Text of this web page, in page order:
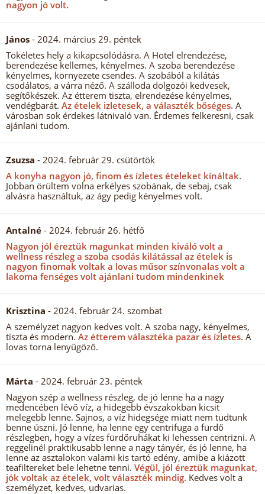
nagyon jó volt.
János - 2024. március 29. péntek
Tökéletes hely a kikapcsolódásra. A Hotel elrendezése,
berendezése kellemes, kényelmes. A szoba berendezése
kényelmes, környezete csendes. A szobából a kilátás
csodálatos, a várra néző. A szálloda dolgozói kedvesek,
segítőkészek. Az étterem tiszta, elrendezése kényelmes,
vendégbarát. Az ételek izletesek, a választék bőséges. A
városban sok érdekes látnivaló van. Érdemes felkeresni, csak
ajánlani tudom.
Zsuzsa - 2024. február 29. csütörtök
A konyha nagyon jó, finom és ízletes ételeket kínáltak.
Jobban örültem volna erkélyes szobának, de sebaj, csak
alvásra használtuk, az ágy pedig kényelmes volt.
Antalné - 2024. február 26. hétfő
Nagyon jól éreztük magunkat minden kiváló volt a
wellness részleg a szoba csodás kilátással az ételek is
nagyon finomak voltak a lovas műsor színvonalas volt a
lakoma fenséges volt ajánlani tudom mindenkinek
Krisztina - 2024. február 24. szombat
A személyzet nagyon kedves volt. A szoba nagy, kényelmes,
tiszta és modern. Az étterem választéka pazar és ízletes. A
lovas torna lenyűgöző.
Márta - 2024. február 23. péntek
Nagyon szép a wellness részleg, de jó lenne ha a nagy
medencében lévő víz, a hidegebb évszakokban kicsit
melegebb lenne. Sajnos, a víz hidegsége miatt nem tudtunk
benne úszni. Jó lenne, ha lenne egy centrifuga a fürdő
részlegben, hogy a vízes fürdőruhákat ki lehessen centrizni. A
reggelinél praktikusabb lenne a nagy tányér, és jó lenne, ha
lenne az asztalokon valami kis tartó edény, amibe a kiázott
teafiltereket bele lehetne tenni. Végül, jól éreztük magunkat,
jók voltak az ételek, volt választék mindig. Kedves volt a
személyzet, kedves, udvarias.